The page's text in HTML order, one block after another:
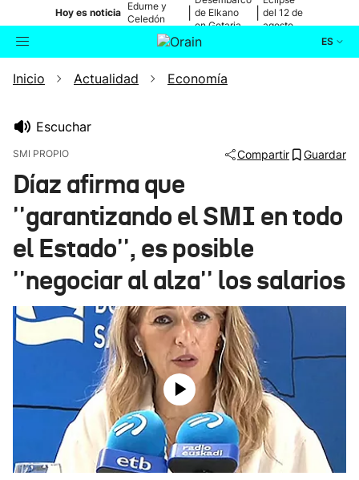
Hoy es noticia
Edurne y
Celedón
de Elkano
en Getaria
del 12 de
agosto
ES
Buscador Actualidad
Ikusmiran
Eguraldia
Inicio Actualidad Economía
Escuchar
SMI PROPIO Compartir Guardar
Díaz afirma que
''garantizando el SMI en todo
el Estado'', es posible
''negociar al alza'' los salarios